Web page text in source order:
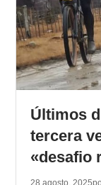
Últimos
tercera